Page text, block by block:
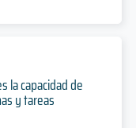
la capacidad de
y tareas